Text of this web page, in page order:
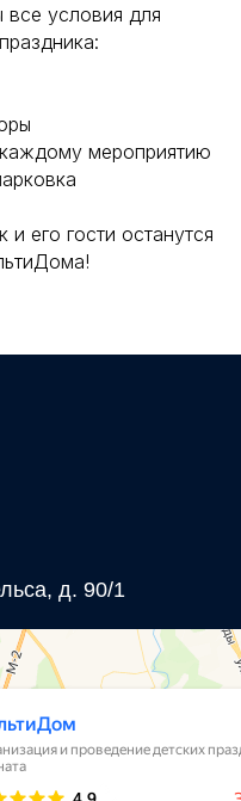
все условия для
мероприятию
его гости останутся